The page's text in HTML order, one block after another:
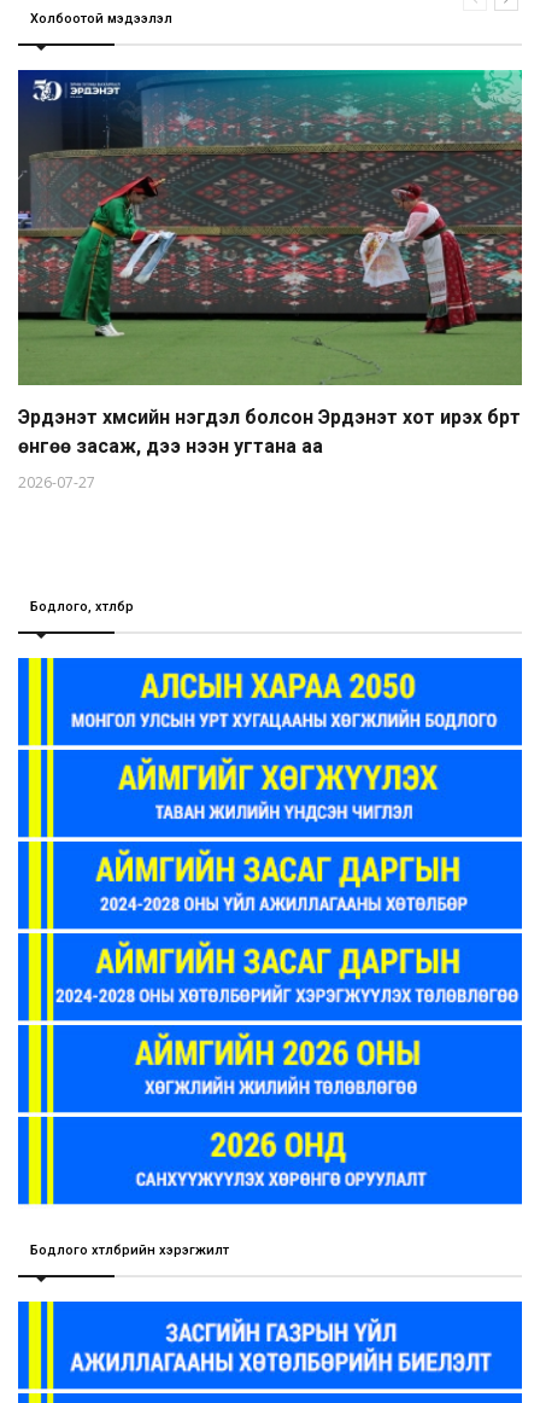
Холбоотой мэдээлэл
Эрдэнэт хүмүүсийн нэгдэл болсон Эрдэнэт хот ирэх бүрт
өнгөө засаж, үүдээ нээн угтана аа
2026-07-27
Бодлого, хөтөлбөр
Бодлого хөтөлбөрийн хэрэгжилт